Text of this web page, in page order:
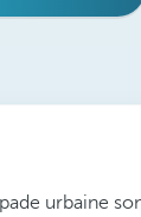
urbaine